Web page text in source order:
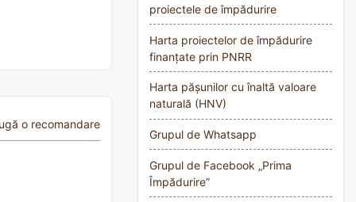
o recomandare
proiectele de împădurire
Harta proiectelor de împădurire
finanțate prin PNRR
Harta pășunilor cu înaltă valoare
naturală (HNV)
Grupul de Whatsapp
Grupul de Facebook „Prima
Împădurire”